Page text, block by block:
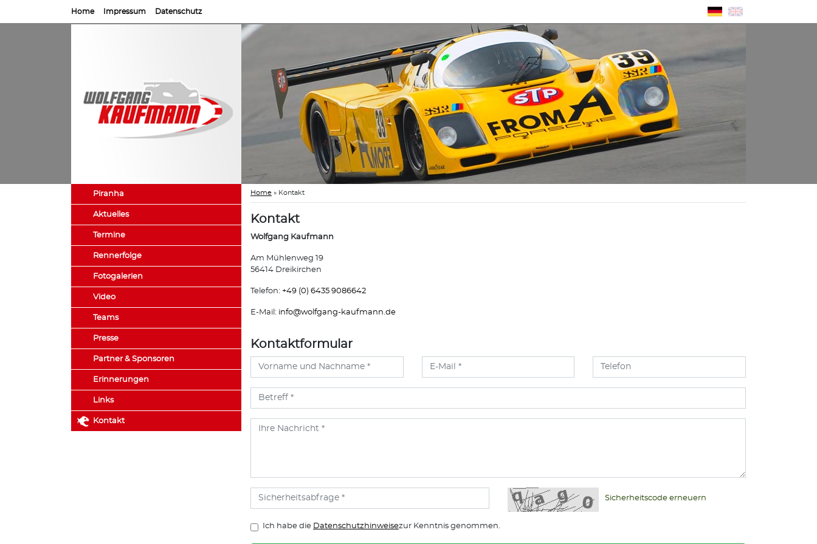
Home Impressum Datenschutz
Piranha
Aktuelles
Termine
Rennerfolge
Fotogalerien
Video
Teams
Presse
Partner & Sponsoren
Erinnerungen
Links
Kontakt
Home » Kontakt
Kontakt
Wolfgang Kaufmann
Am Mühlenweg 19
56414 Dreikirchen
Telefon: +49 (0) 6435 9086642
E-Mail: info@wolfgang-kaufmann.de
Kontaktformular
Sicherheitscode erneuern
Ich habe die Datenschutzhinweisezur Kenntnis genommen.